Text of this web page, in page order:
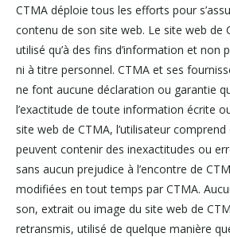
Médias
Infolettre
Nous joindre
CTMA déploie tous les efforts pour
contenu de son site web. Le site web de
utilisé qu’à des fins d’information et non
ni à titre personnel. CTMA et ses
ne font aucune déclaration ou garantie
l’exactitude de toute information écrite
site web de CTMA, l’utilisateur
peuvent contenir des inexactitudes ou
sans aucun prejudice à l’encontre de
modifiées en tout temps par CTMA.
son, extrait ou image du site web de
retransmis, utilisé de quelque manière